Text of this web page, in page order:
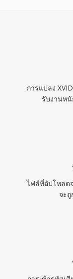
การแปลง
รับงานห
ไฟล์ที่อัปโหลด
จะ